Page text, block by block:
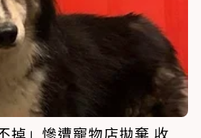
掉」慘遭寵物店拋棄 收